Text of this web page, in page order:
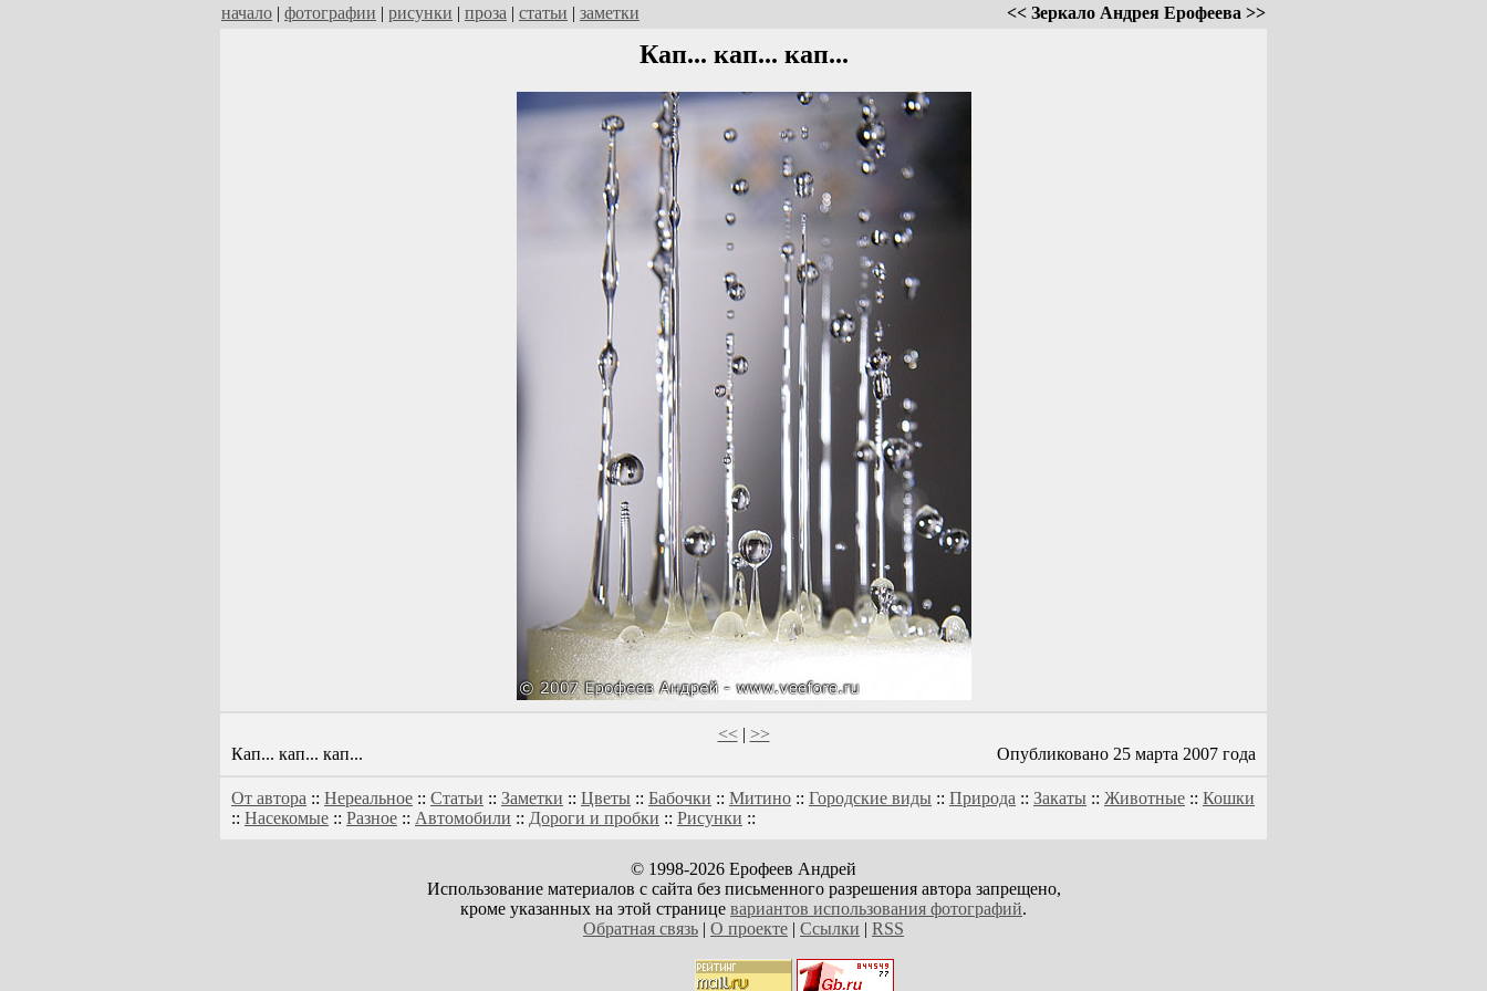
начало | фотографии | рисунки | проза | статьи | заметки << Зеркало Андрея Ерофеева >>
Кап... кап... кап...
<<| >>
Кап... кап... кап...
Опубликовано 25 марта 2007 года
От автора :: Нереальное :: Статьи :: Заметки :: Цветы :: Бабочки :: Митино :: Городские виды :: Природа :: Закаты :: Животные :: Кошки
:: Насекомые :: Разное :: Автомобили :: Дороги и пробки :: Рисунки ::
© 1998-2026 Ерофеев Андрей
Использование материалов с сайта без письменного разрешения автора запрещено,
кроме указанных на этой странице вариантов использования фотографий.
Обратная связь | О проекте | Ссылки | RSS